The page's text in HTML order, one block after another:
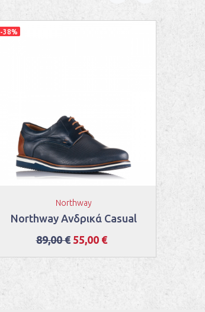
-38%
Northway
Northway Ανδρικά Casual
89,00 € 55,00 €